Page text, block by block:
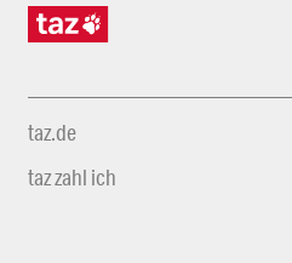
taz.de
taz zahl ich